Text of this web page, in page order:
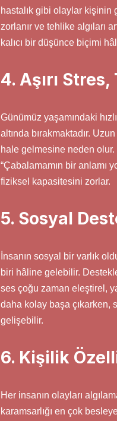
hastalık gibi olaylar kişinin
zorlanır ve tehlike algıları
kalıcı bir düşünce biçimi
4. Aşırı
Günümüz yaşamındaki
altında bırakmaktadır.
hale gelmesine neden
“Çabalamamın bir anlamı
fiziksel kapasitesini zorlar.
5. Sosyal
İnsanın sosyal bir varlık
biri hâline gelebilir.
ses çoğu zaman eleştirel,
daha kolay başa çıkarken,
gelişebilir.
6. Kişilik
Her insanın olayları
karamsarlığı en çok